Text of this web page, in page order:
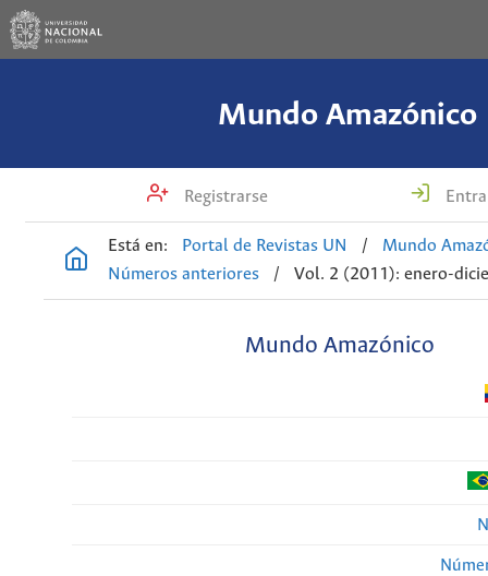
Mundo Amazónico
Registrarse
Está en: Portal de Revistas UN /
Mundo
Números anteriores
/ Vol. 2 (2011): enero-
Mundo Amazónico